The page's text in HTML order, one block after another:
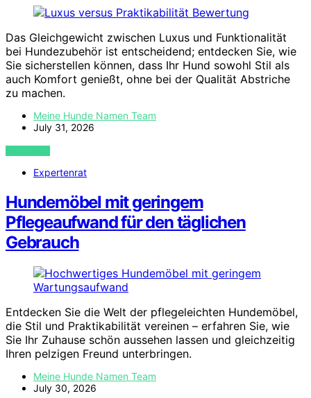
Das Gleichgewicht zwischen Luxus und Funktionalität
bei Hundezubehör ist entscheidend; entdecken Sie, wie
Sie sicherstellen können, dass Ihr Hund sowohl Stil als
auch Komfort genießt, ohne bei der Qualität Abstriche
zu machen.
Meine Hunde Namen Team
July 31, 2026
VIEW POST
Expertenrat
Hundemöbel mit geringem
Pflegeaufwand für den täglichen
Gebrauch
Entdecken Sie die Welt der pflegeleichten Hundemöbel,
die Stil und Praktikabilität vereinen – erfahren Sie, wie
Sie Ihr Zuhause schön aussehen lassen und gleichzeitig
Ihren pelzigen Freund unterbringen.
Meine Hunde Namen Team
July 30, 2026